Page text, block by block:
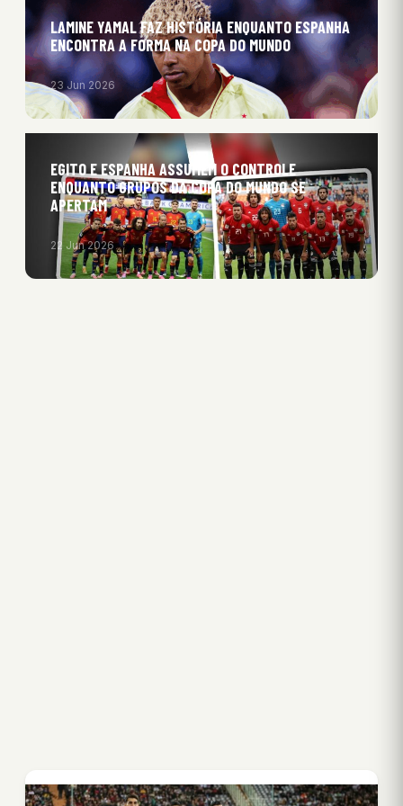
LAMINE YAMAL FAZ HISTÓRIA ENQUANTO ESPANHA
ENCONTRA A FORMA NA COPA DO MUNDO
23 Jun 2026
EGITO E ESPANHA ASSUMEM O CONTROLE
ENQUANTO GRUPOS DA COPA DO MUNDO SE
APERTAM
22 Jun 2026